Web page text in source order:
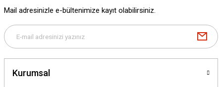
Bu ürüne benzer farklı alternatifler olmalı.
Mail adresinizle e-bültenimize kayıt olabilirsiniz.
Kurumsal